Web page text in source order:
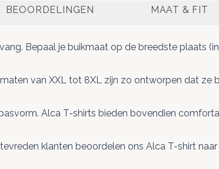
BEOORDELINGEN MAAT & FIT
Bepaal je buikmaat op de breedste plaats
van XXL tot 8XL zijn zo ontworpen dat ze
Alca T-shirts bieden bovendien
klanten beoordelen ons Alca T-shirt